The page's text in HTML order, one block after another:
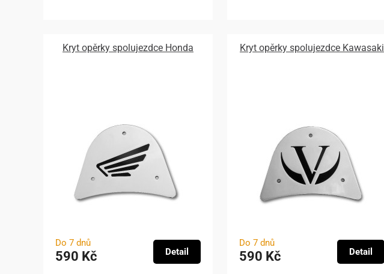
Kryt opěrky spolujezdce Honda
Do 7 dnů
590 Kč Detail
Kryt opěrky spolujezdce Kawasaki
Do 7 dnů
590 Kč Detail